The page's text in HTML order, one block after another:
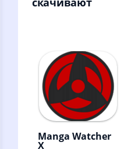
Manga Watcher
X